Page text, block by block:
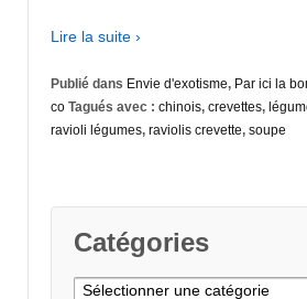
Lire la suite ›
Publié dans Envie d'exotisme, Par ici la
co Tagués avec : chinois, crevettes,
ravioli légumes, raviolis crevette, soupe
Catégories
Catégories